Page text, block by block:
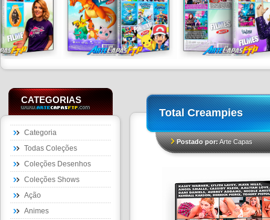
CATEGORIAS
Categoria
Todas Coleções
Coleções Desenhos
Coleções Shows
Ação
Animes
Total Creampies
Postado por:Arte Capas